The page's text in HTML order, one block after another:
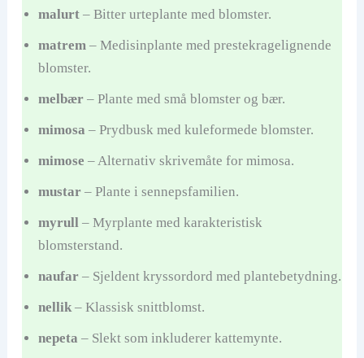
malurt– Bitter urteplante med blomster.
matrem– Medisinplante med prestekragelignende
blomster.
melbær – Plante med små blomster og bær.
mimosa – Prydbusk med kuleformede blomster.
mimose – Alternativ skrivemåte for mimosa.
mustar – Plante i sennepsfamilien.
myrull– Myrplante med karakteristisk
blomsterstand.
naufar – Sjeldent kryssordord med plantebetydning.
nellik– Klassisk snittblomst.
nepeta – Slekt som inkluderer kattemynte.